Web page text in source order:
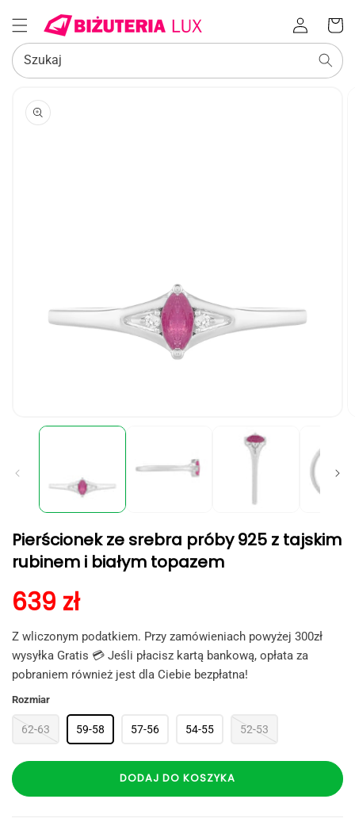
Zaloguj
się
Koszyk
Szukaj
POMIŃ, ABY
PRZEJŚĆ
INFORMACJI
multimedia
oknie
Pierścionek ze srebra próby 925 z tajskim
rubinem i białym topazem
Cena regularna
639 zł
Z wliczonym podatkiem. Przy zamówieniach powyżej 300zł
wysyłka Gratis 💳 Jeśli płacisz kartą bankową, opłata za
pobraniem również jest dla Ciebie bezpłatna!
Rozmiar
62-63 59-58 57-56 54-55 52-53
DODAJ DO KOSZYKA